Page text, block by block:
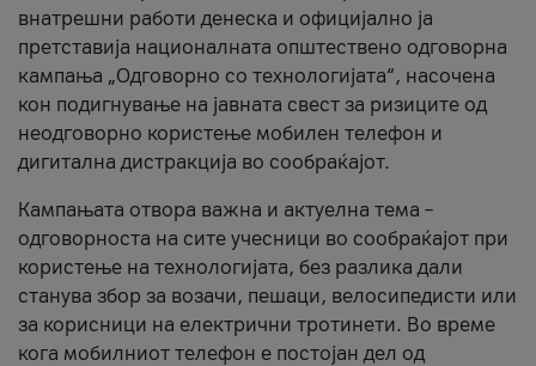
внатрешни работи денеска и официјално ја
претставија националната општествено одговорна
кампања „Одговорно со технологијата“, насочена
кон подигнување на јавната свест за ризиците од
неодговорно користење мобилен телефон и
дигитална дистракција во сообраќајот.
Кампањата отвора важна и актуелна тема –
одговорноста на сите учесници во сообраќајот при
користење на технологијата, без разлика дали
станува збор за возачи, пешаци, велосипедисти или
за корисници на електрични тротинети. Во време
кога мобилниот телефон е постојан дел од